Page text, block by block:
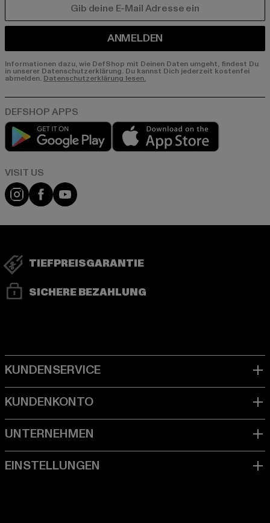
ANMELDEN
Informationen dazu, wie DefShop mit Deinen Daten umgeht, findest Du
in unserer Datenschutzerklärung. Du kannst Dich jederzeit kostenfei
abmelden. Datenschutzerklärung lesen.
Play market
Visit our Instagram page:
Visit our Facebook page:
Visit our YouTube channel:
TIEFPREISGARANTIE
SICHERE BEZAHLUNG